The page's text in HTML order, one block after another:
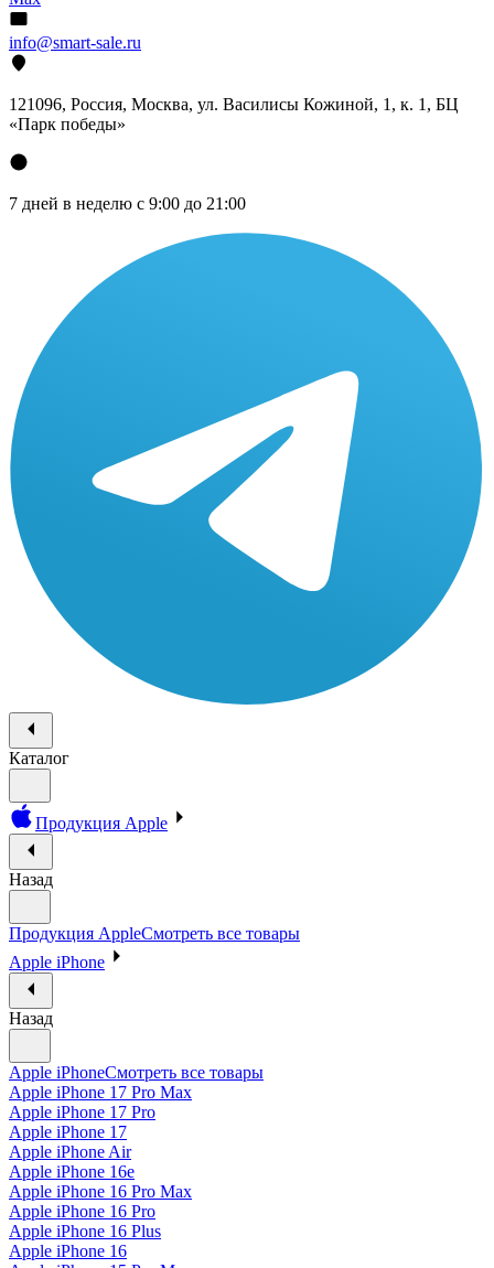
info@smart-sale.ru
121096, Россия, Москва, ул. Василисы Кожиной, 1, к. 1, БЦ
«Парк победы»
7 дней в неделю с 9:00 до 21:00
Каталог
Продукция Apple
Назад
Продукция AppleСмотреть все товары
Apple iPhone
Назад
Apple iPhoneСмотреть все товары
Apple iPhone 17 Pro Max
Apple iPhone 17 Pro
Apple iPhone 17
Apple iPhone Air
Apple iPhone 16e
Apple iPhone 16 Pro Max
Apple iPhone 16 Pro
Apple iPhone 16 Plus
Apple iPhone 16